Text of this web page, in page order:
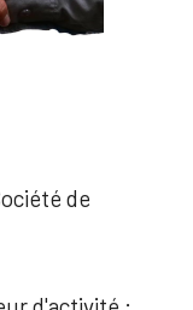
de